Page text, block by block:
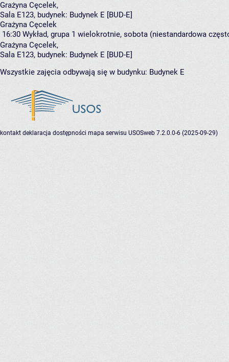
Grażyna Cęcelek,
Sala E123, budynek: Budynek E [BUD-E]
Grażyna Cęcelek
16:30 Wykład, grupa 1 wielokrotnie, sobota (niestandardowa
Grażyna Cęcelek,
Sala E123, budynek: Budynek E [BUD-E]
Wszystkie zajęcia odbywają się w budynku: Budynek E
kontakt deklaracja dostępności mapa serwisu USOSweb 7.2.0.0-6 (2025-09-29)